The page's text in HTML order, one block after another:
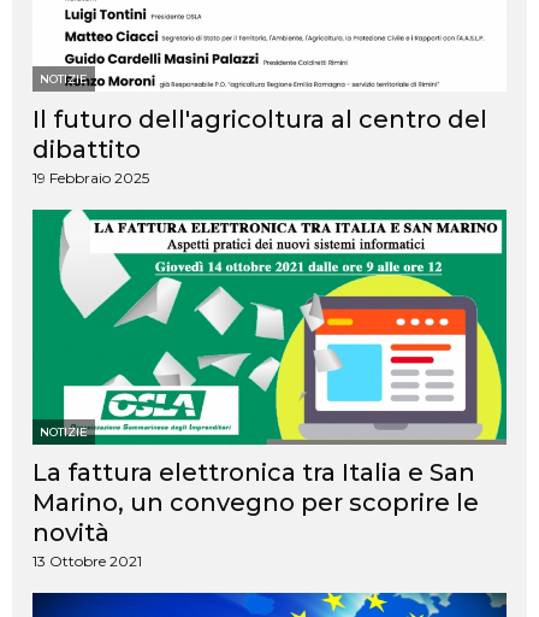
NOTIZIE
Il futuro dell'agricoltura al centro del
dibattito
19 Febbraio 2025
NOTIZIE
La fattura elettronica tra Italia e San
Marino, un convegno per scoprire le
novità
13 Ottobre 2021